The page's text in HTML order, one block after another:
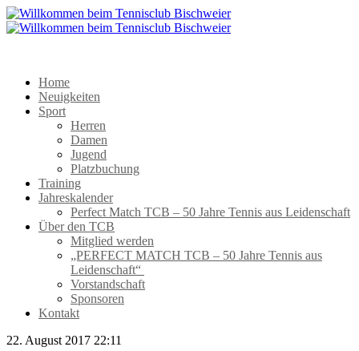
Home
Neuigkeiten
Sport
Herren
Damen
Jugend
Platzbuchung
Training
Jahreskalender
Perfect Match TCB – 50 Jahre Tennis aus Leidenschaft
Über den TCB
Mitglied werden
„PERFECT MATCH TCB – 50 Jahre Tennis aus
Leidenschaft“
Vorstandschaft
Sponsoren
Kontakt
22. August 2017 22:11